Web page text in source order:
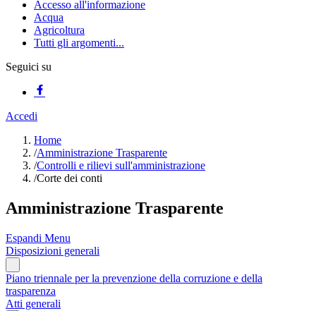
Accesso all'informazione
Acqua
Agricoltura
Tutti gli argomenti...
Seguici su
Accedi
Home
/Amministrazione Trasparente
/Controlli e rilievi sull'amministrazione
/Corte dei conti
Amministrazione Trasparente
Espandi Menu
Disposizioni generali
Piano triennale per la prevenzione della corruzione e della
trasparenza
Atti generali